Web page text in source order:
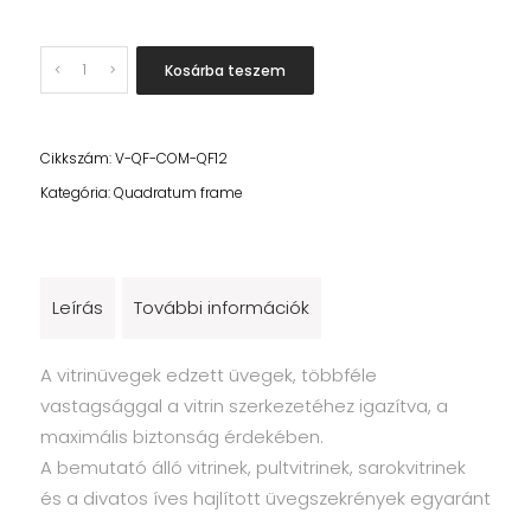
Quantity Kosárba teszem
Cikkszám:V-QF-COM-QF12
Kategória:Quadratum frame
Leírás További információk
A vitrinüvegek edzett üvegek, többféle
vastagsággal a vitrin szerkezetéhez igazítva, a
maximális biztonság érdekében.
A bemutató álló vitrinek, pultvitrinek, sarokvitrinek
és a divatos íves hajlított üvegszekrények egyaránt